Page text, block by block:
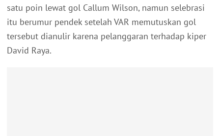
satu poin lewat gol Callum Wilson, namun selebrasi
itu berumur pendek setelah VAR memutuskan gol
tersebut dianulir karena pelanggaran terhadap kiper
David Raya.